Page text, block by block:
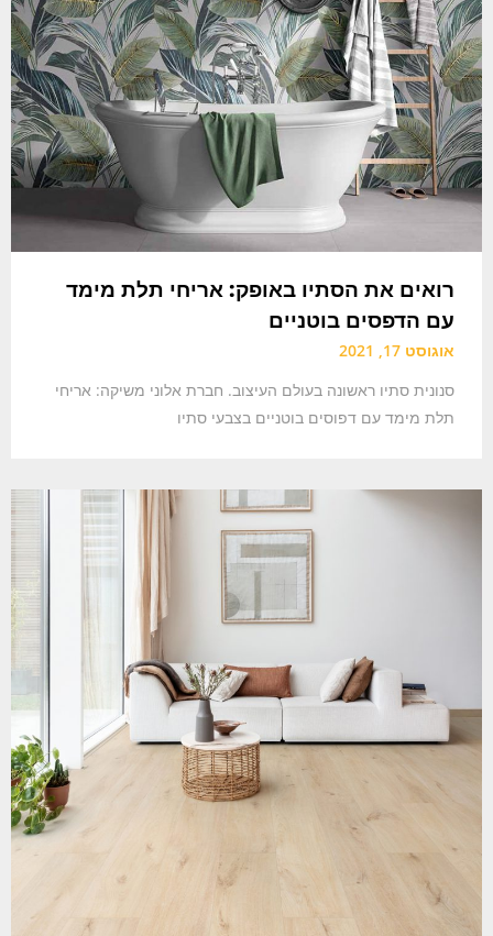
רואים את הסתיו באופק: אריחי תלת מימד
עם הדפסים בוטניים
אוגוסט 17, 2021
סנונית סתיו ראשונה בעולם העיצוב. חברת אלוני משיקה: אריחי
תלת מימד עם דפוסים בוטניים בצבעי סתיו